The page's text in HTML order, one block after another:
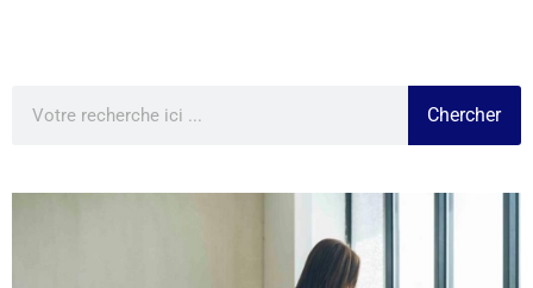
Chercher